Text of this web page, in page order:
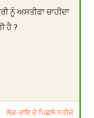
ਨੂੰ ਅਸਤੀਫਾ ਚਾਹੀਦਾ
ਹੈ ?
ਲੋਕ-ਰਾਇ ਦੇ ਪਿਛਲੇ ਨਤੀਜੇ